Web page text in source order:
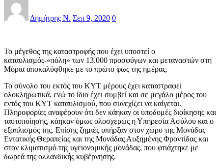
Δημήτρης Ν. Σεπ 9, 2020 0
Το μέγεθος της καταστροφής που έχει υποστεί ο
καταυλισμός-«πόλη» των 13.000 προσφύγων και μεταναστών στη
Μόρια αποκαλύφθηκε με το πρώτο φως της ημέρας.
Το σύνολο του εκτός του ΚΥΤ μέρους έχει καταστραφεί
ολοκληρωτικά, ενώ το ίδιο έχει συμβεί και σε μεγάλο μέρος του
εντός του ΚΥΤ καταυλισμού, που συνεχίζει να καίγεται.
Πληροφορίες αναφέρουν ότι δεν κάηκαν οι υποδομές διοίκησης και
ταυτοποίησης, κάηκαν όμως ολοσχερώς η Υπηρεσία Ασύλου και ο
εξοπλισμός της. Επίσης ζημιές υπήρξαν στον χώρο της Μονάδας
Εντατικής Θεραπείας και της Μονάδας Αυξημένης Φροντίδας και
στον κλιματισμό της υγειονομικής μονάδας, που φτιάχτηκε με
δωρεά της ολλανδικής κυβέρνησης.